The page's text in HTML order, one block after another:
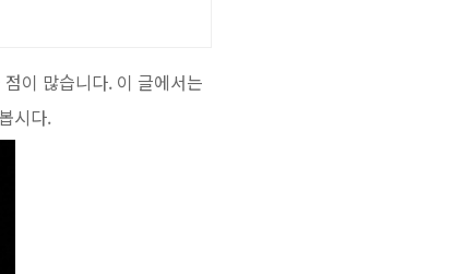
이 많습니다. 이 글에서는
시다.